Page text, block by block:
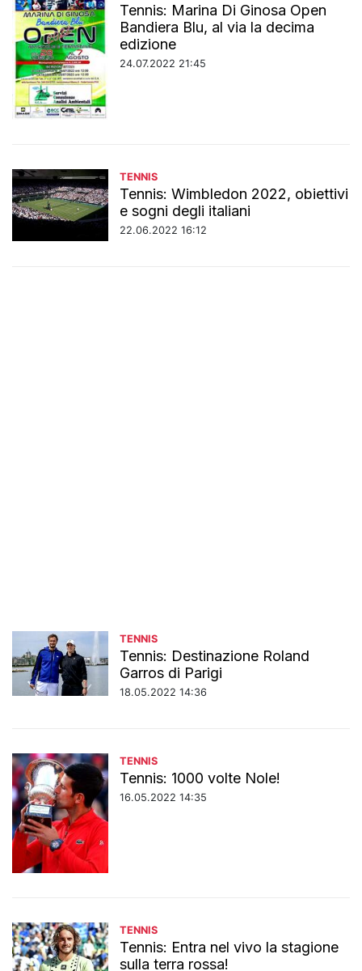
Tennis: Marina Di Ginosa Open
Bandiera Blu, al via la decima
edizione
24.07.2022 21:45
TENNIS
Tennis: Wimbledon 2022, obiettivi
e sogni degli italiani
22.06.2022 16:12
TENNIS
Tennis: Destinazione Roland
Garros di Parigi
18.05.2022 14:36
TENNIS
Tennis: 1000 volte Nole!
16.05.2022 14:35
TENNIS
Tennis: Entra nel vivo la stagione
sulla terra rossa!